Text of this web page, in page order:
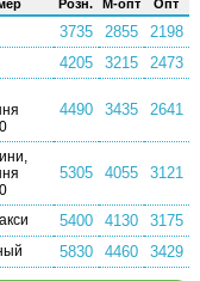
Розн. М-опт Опт
3735 2855 2198
4205 3215 2473
4490 3435 2641
5305 4055 3121
5400 4130 3175
5830 4460 3429